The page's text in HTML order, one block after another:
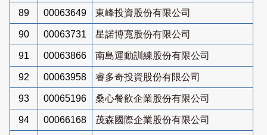
89 00063649 東峰投資股份有限公司
90 00063731 星諾博寬股份有限公司
91 00063866 南島運動訓練股份有限公司
92 00063958 睿多奇投資股份有限公司
93 00065196 桑心餐飲企業股份有限公司
94 00066168 茂森國際企業股份有限公司